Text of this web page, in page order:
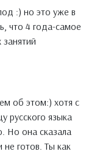
:) но это уже в
что 4 года-самое
об этом:) хотя с
русского языка
Но она сказала
не готов. Ты как